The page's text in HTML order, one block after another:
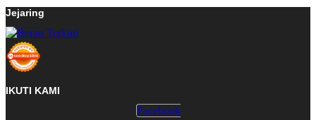
Jejaring
IKUTI KAMI
Facebook